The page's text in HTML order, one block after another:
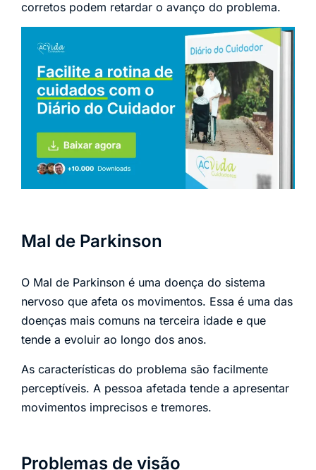
corretos podem retardar o avanço do problema.
Mal de Parkinson
O Mal de Parkinson é uma doença do sistema
nervoso que afeta os movimentos. Essa é uma das
doenças mais comuns na terceira idade e que
tende a evoluir ao longo dos anos.
As características do problema são facilmente
perceptíveis. A pessoa afetada tende a apresentar
movimentos imprecisos e tremores.
Problemas de visão